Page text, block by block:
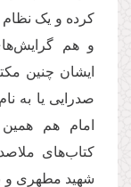
کرده و یک
و هم
ایشان چنین
صدرایی یا به
امام هم
کتاب‌های
شهید مطهری و